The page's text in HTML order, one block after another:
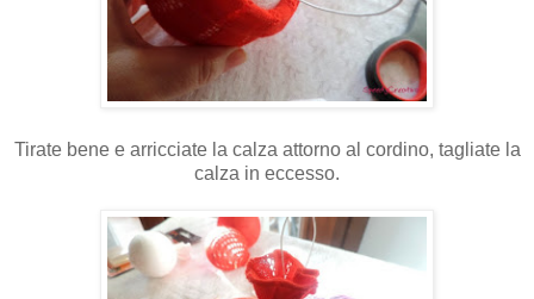
Tirate bene e arricciate la calza attorno al cordino, tagliate la
calza in eccesso.